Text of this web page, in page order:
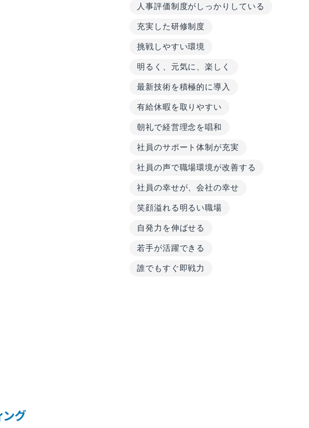
人事評価制度がしっかりしている
充実した研修制度
挑戦しやすい環境
明るく、元気に、楽しく
最新技術を積極的に導入
有給休暇を取りやすい
朝礼で経営理念を唱和
社員のサポート体制が充実
社員の声で職場環境が改善する
社員の幸せが、会社の幸せ
笑顔溢れる明るい職場
自発力を伸ばせる
若手が活躍できる
誰でもすぐ即戦力